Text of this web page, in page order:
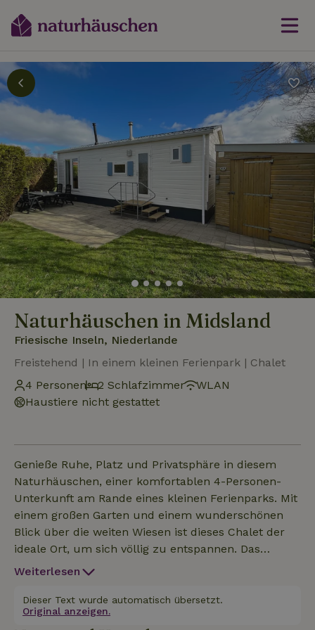
Naturhäuschen in Midsland
Friesische Inseln, Niederlande
Freistehend | In einem kleinen Ferienpark | Chalet
4 Personen
2 Schlafzimmer
WLAN
Haustiere nicht gestattet
Genieße Ruhe, Platz und Privatsphäre in diesem
Naturhäuschen, einer komfortablen 4-Personen-
Unterkunft am Rande eines kleinen Ferienparks. Mit
einem großen Garten und einem wunderschönen
Blick über die weiten Wiesen ist dieses Chalet der
ideale Ort, um sich völlig zu entspannen. Das
gemütliche Wohnzimmer ist mit einem Smart-TV,
In der voll ausgestatteten Küche findest du alles,
was du brauchst, wie zum Beispiel eine
Weiterlesen
Dieser Text wurde automatisch übersetzt.
Original anzeigen.